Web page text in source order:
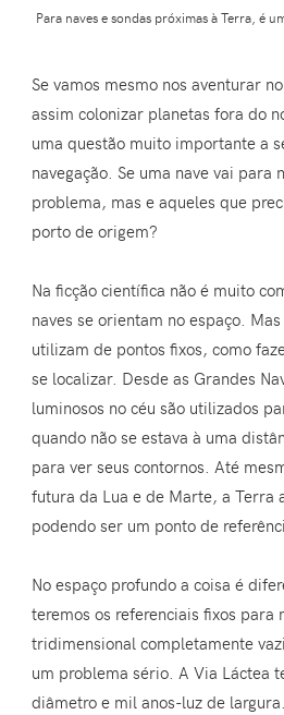
Para naves e sondas próximas à Terra, é
Se vamos mesmo nos aventurar
assim colonizar planetas fora do
uma questão muito importante a
navegação. Se uma nave vai para
problema, mas e aqueles que
porto de origem?
Na ficção científica não é muito
naves se orientam no espaço.
utilizam de pontos fixos, como
se localizar. Desde as Grandes
luminosos no céu são utilizados
quando não se estava à uma
para ver seus contornos. Até
futura da Lua e de Marte, a Terra
podendo ser um ponto de
No espaço profundo a coisa é
teremos os referenciais fixos para
tridimensional completamente
um problema sério. A Via Láctea
diâmetro e mil anos-luz de